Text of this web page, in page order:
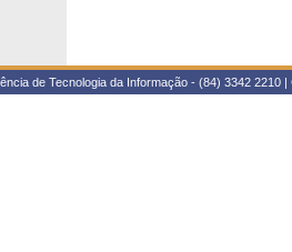
de Tecnologia da Informação - (84) 3342